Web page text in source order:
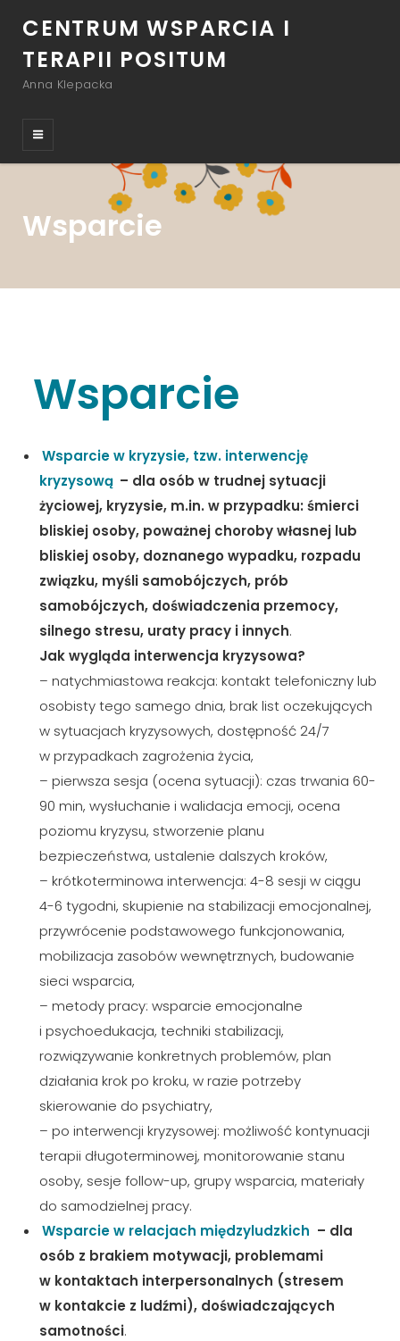
CENTRUM WSPARCIA I
TERAPII POSITUM
Anna Klepacka
Wsparcie
Wsparcie
Wsparcie w kryzysie, tzw. interwencję
kryzysową – dla osób w trudnej sytuacji
życiowej, kryzysie, m.in. w przypadku: śmierci
bliskiej osoby, poważnej choroby własnej lub
bliskiej osoby, doznanego wypadku, rozpadu
związku, myśli samobójczych, prób
samobójczych, doświadczenia przemocy,
silnego stresu, uraty pracy i innych.
Jak wygląda interwencja kryzysowa?
– natychmiastowa reakcja: kontakt telefoniczny lub
osobisty tego samego dnia, brak list oczekujących
w sytuacjach kryzysowych, dostępność 24/7
w przypadkach zagrożenia życia,
– pierwsza sesja (ocena sytuacji): czas trwania 60-
90 min, wysłuchanie i walidacja emocji, ocena
poziomu kryzysu, stworzenie planu
bezpieczeństwa, ustalenie dalszych kroków,
– krótkoterminowa interwencja: 4-8 sesji w ciągu
4-6 tygodni, skupienie na stabilizacji emocjonalnej,
przywrócenie podstawowego funkcjonowania,
mobilizacja zasobów wewnętrznych, budowanie
sieci wsparcia,
– metody pracy: wsparcie emocjonalne
i psychoedukacja, techniki stabilizacji,
rozwiązywanie konkretnych problemów, plan
działania krok po kroku, w razie potrzeby
skierowanie do psychiatry,
– po interwencji kryzysowej: możliwość kontynuacji
terapii długoterminowej, monitorowanie stanu
osoby, sesje follow-up, grupy wsparcia, materiały
do samodzielnej pracy.
Wsparcie w relacjach międzyludzkich – dla
osób z brakiem motywacji, problemami
w kontaktach interpersonalnych (stresem
w kontakcie z ludźmi), doświadczających
samotności.